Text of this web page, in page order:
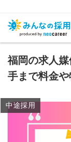
福岡の求人
手まで料金
中途採用